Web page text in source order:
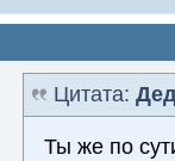
Цитата:
Ты же по